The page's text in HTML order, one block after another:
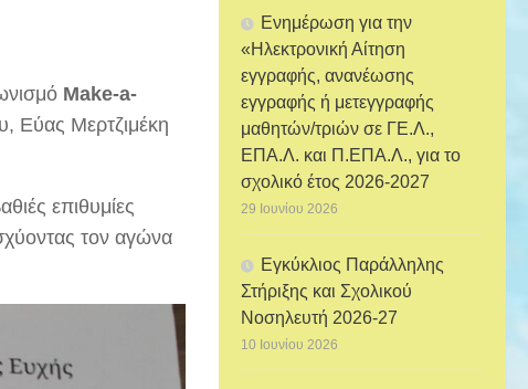
Make-a-
Εύας Μερτζιμέκη
επιθυμίες
τον αγώνα
Ενημέρωση για την
«Ηλεκτρονική Αίτηση
εγγραφής, ανανέωσης
εγγραφής ή μετεγγραφής
μαθητών/τριών σε ΓΕ.Λ.,
ΕΠΑ.Λ. και Π.ΕΠΑ.Λ., για το
σχολικό έτος 2026-2027
29 Ιουνίου 2026
Εγκύκλιος Παράλληλης
Στήριξης και Σχολικού
Νοσηλευτή 2026-27
10 Ιουνίου 2026